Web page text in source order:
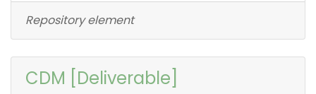
Repository element
CDM [Deliverable]